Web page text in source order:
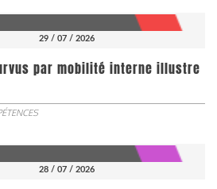
29 / 07 / 2026
par mobilité interne illustre
28 / 07 / 2026